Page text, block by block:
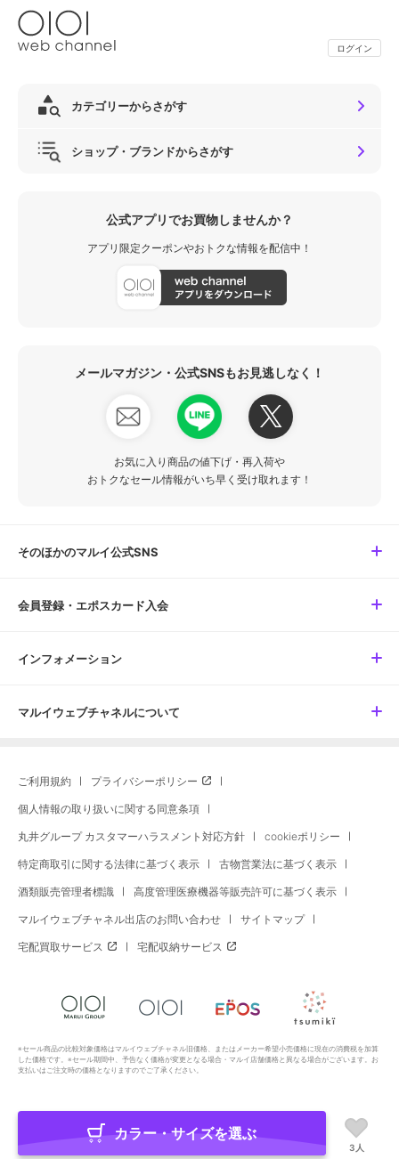
ログイン
カテゴリーからさがす
ショップ・ブランドからさがす
公式アプリでお買物しませんか？
アプリ限定クーポンやおトクな情報を配信中！
メールマガジン・公式SNSもお見逃しなく！
お気に入り商品の値下げ・再入荷や
おトクなセール情報がいち早く受け取れます！
そのほかのマルイ公式SNS
会員登録・エポスカード入会
インフォメーション
マルイウェブチャネルについて
ご利用規約 プライバシーポリシー
個人情報の取り扱いに関する同意条項
丸井グループ カスタマーハラスメント対応方針 cookieポリシー
特定商取引に関する法律に基づく表示 古物営業法に基づく表示
酒類販売管理者標識 高度管理医療機器等販売許可に基づく表示
マルイウェブチャネル出店のお問い合わせ サイトマップ
宅配買取サービス 宅配収納サービス
※セール商品の比較対象価格はマルイウェブチャネル旧価格、またはメーカー希望小売価格に現在の消費税を加算
した価格です。※セール期間中、予告なく価格が変更となる場合・マルイ店舗価格と異なる場合がございます。お
支払いはご注文時の価格となりますのでご了承ください。
Copyright All Rights Reserved. MARUI Co., Ltd
カラー・サイズを選ぶ
3人